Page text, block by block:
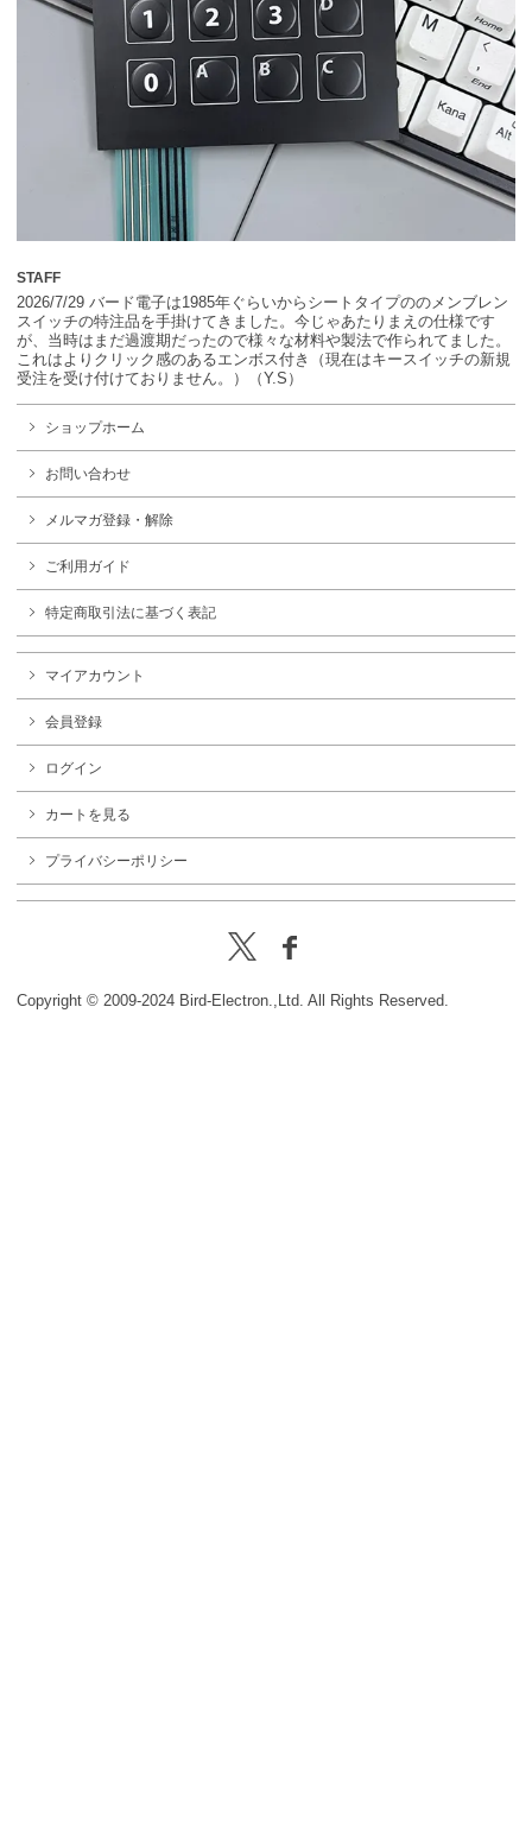
STAFF
2026/7/29 バード電子は1985年ぐらいからシートタイプののメンブレン
スイッチの特注品を手掛けてきました。今じゃあたりまえの仕様です
が、当時はまだ過渡期だったので様々な材料や製法で作られてました。
これはよりクリック感のあるエンボス付き（現在はキースイッチの新規
受注を受け付けておりません。）（Y.S）
ショップホーム
お問い合わせ
メルマガ登録・解除
ご利用ガイド
特定商取引法に基づく表記
マイアカウント
会員登録
ログイン
カートを見る
プライバシーポリシー
Copyright © 2009-2024 Bird-Electron.,Ltd. All Rights Reserved.